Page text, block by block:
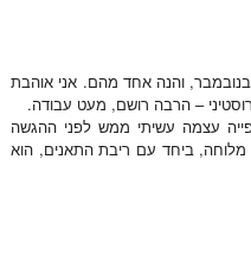
בנובמבר, והנה אחד מהם. אני אוהבת
עצמה עשיתי ממש לפני ההגשה
ביחד עם ריבת התאנים, הוא